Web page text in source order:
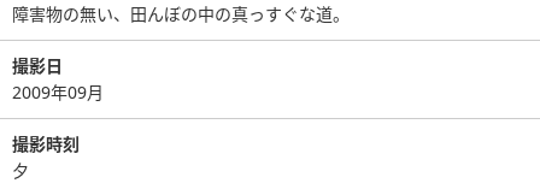
障害物の無い、田んぼの中の真っすぐな道。
撮影日
2009年09月
撮影時刻
夕